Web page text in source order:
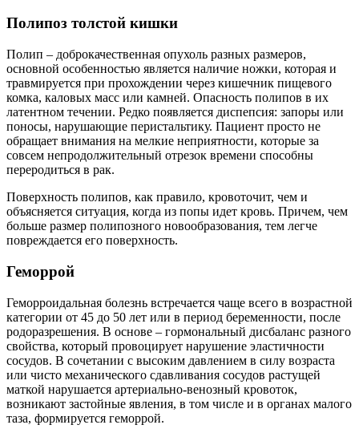
Полипоз толстой кишки
Полип – доброкачественная опухоль разных размеров,
основной особенностью является наличие ножки, которая и
травмируется при прохождении через кишечник пищевого
комка, каловых масс или камней. Опасность полипов в их
латентном течении. Редко появляется диспепсия: запоры или
поносы, нарушающие перистальтику. Пациент просто не
обращает внимания на мелкие неприятности, которые за
совсем непродолжительный отрезок времени способны
переродиться в рак.
Поверхность полипов, как правило, кровоточит, чем и
объясняется ситуация, когда из попы идет кровь. Причем, чем
больше размер полипозного новообразования, тем легче
повреждается его поверхность.
Геморрой
Геморроидальная болезнь встречается чаще всего в возрастной
категории от 45 до 50 лет или в период беременности, после
родоразрешения. В основе – гормональный дисбаланс разного
свойства, который провоцирует нарушение эластичности
сосудов. В сочетании с высоким давлением в силу возраста
или чисто механического сдавливания сосудов растущей
маткой нарушается артериально-венозный кровоток,
возникают застойные явления, в том числе и в органах малого
таза, формируется геморрой.